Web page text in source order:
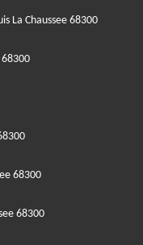
La Chaussee 68300
68300
68300
68300